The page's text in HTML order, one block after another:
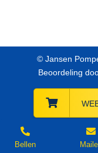
© Jansen
Beoordeling
Bellen